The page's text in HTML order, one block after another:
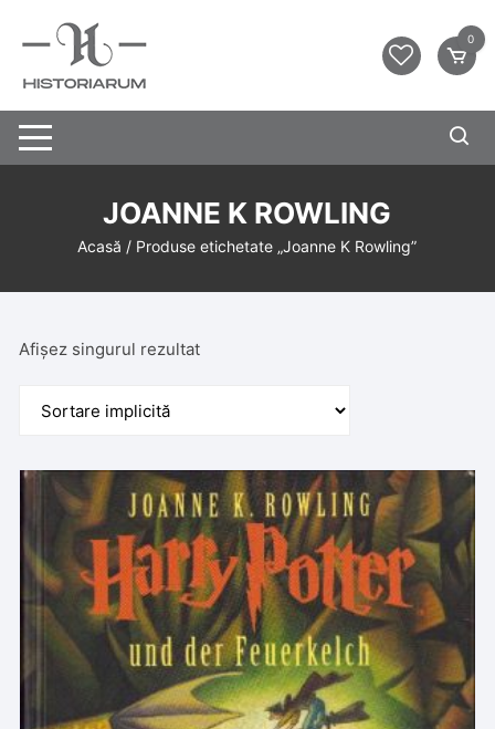
0
JOANNE K ROWLING
Acasă / Produse etichetate „Joanne K Rowling”
Afișez singurul rezultat